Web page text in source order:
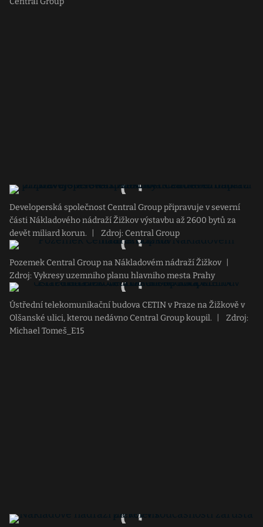
Developerská společnost Central Group připravuje v severní
části Nákladového nádraží Žižkov výstavbu až 2600 bytů za
devět miliard korun.
Zdroj: Central Group
Pozemek Central Group na Nákladovém nádraží Žižkov
Zdroj: Vykresy uzemniho planu hlavniho mesta Prahy
Ústřední telekomunikační budova CETIN v Praze na Žižkově v
Olšanské ulici, kterou nedávno Central Group koupil.
Zdroj:
Michael Tomeš_E15